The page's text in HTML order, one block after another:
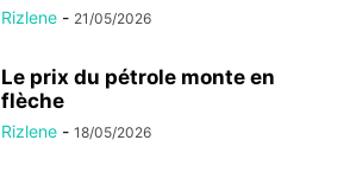
Rizlene - 21/05/2026
Le prix du pétrole monte en
flèche
Rizlene - 18/05/2026